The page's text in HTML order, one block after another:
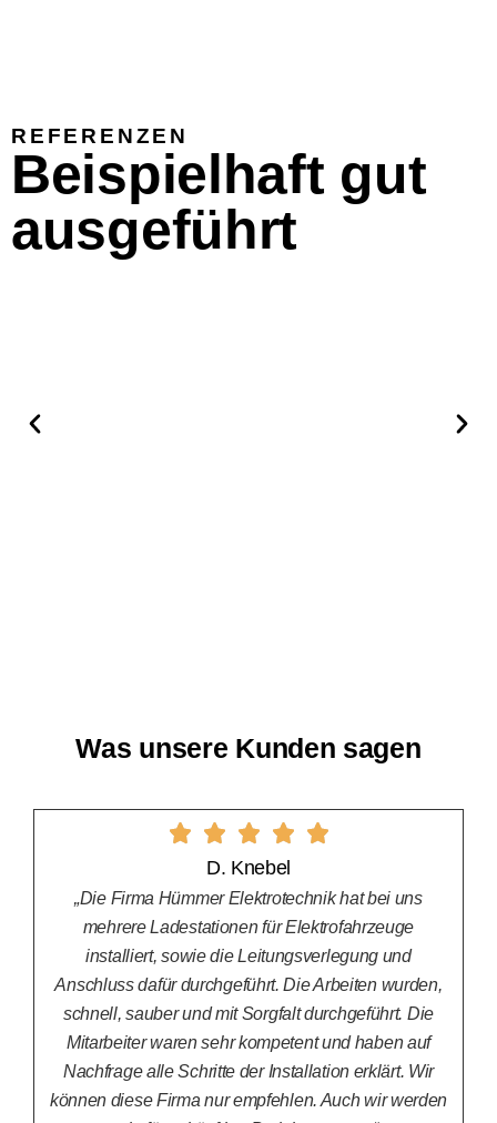
REFERENZEN
Beispielhaft gut
ausgeführt
Was unsere Kunden sagen
D. Knebel
„Die Firma Hümmer Elektrotechnik hat bei uns
mehrere Ladestationen für Elektrofahrzeuge
installiert, sowie die Leitungsverlegung und
Anschluss dafür durchgeführt. Die Arbeiten wurden,
schnell, sauber und mit Sorgfalt durchgeführt. Die
Mitarbeiter waren sehr kompetent und haben auf
Nachfrage alle Schritte der Installation erklärt. Wir
können diese Firma nur empfehlen. Auch wir werden